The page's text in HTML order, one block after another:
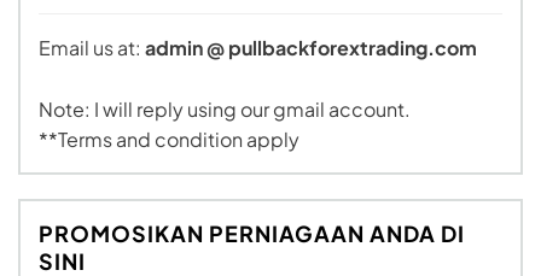
Email us at: admin @ pullbackforextrading.com
Note: I will reply using our gmail account.
**Terms and condition apply
PROMOSIKAN PERNIAGAAN ANDA DI
SINI